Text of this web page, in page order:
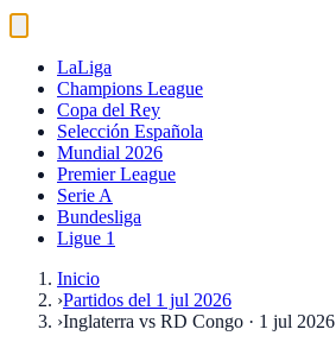
LaLiga
Champions League
Copa del Rey
Selección Española
Mundial 2026
Premier League
Serie A
Bundesliga
Ligue 1
Inicio
›Partidos del 1 jul 2026
›Inglaterra vs RD Congo · 1 jul 2026